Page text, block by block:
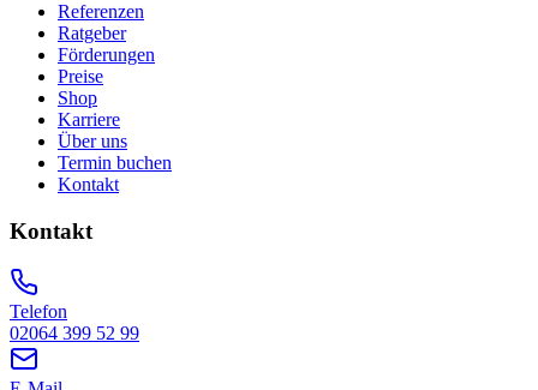
Referenzen
Ratgeber
Förderungen
Preise
Shop
Karriere
Über uns
Termin buchen
Kontakt
Kontakt
Telefon
02064 399 52 99